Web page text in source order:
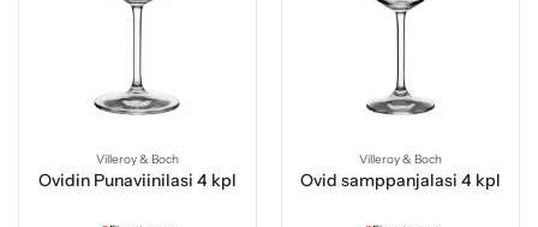
Villeroy & Boch
Ovidin Punaviinilasi 4 kpl
Villeroy & Boch
Ovid samppanjalasi 4 kpl